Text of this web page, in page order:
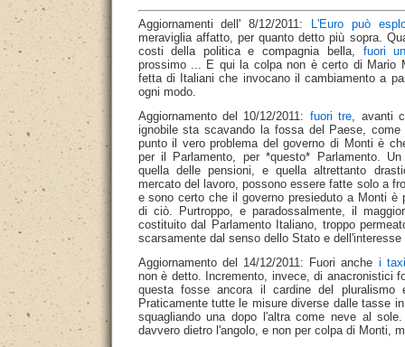
Aggiornamenti dell' 8/12/2011:
L'Euro può
meraviglia affatto, per quanto detto più sopra.
costi della politica e compagnia bella, fuori
prossimo ... E qui la colpa non è certo di Mario
fetta di Italiani che invocano il cambiamento a
ogni modo.
Aggiornamento del 10/12/2011: fuori tre, avanti
ignobile sta scavando la fossa del Paese,
punto il vero problema del governo di Monti è
per il Parlamento, per *questo* Parlamento.
quella delle pensioni, e quella altrettanto
mercato del lavoro, possono essere fatte solo a
e sono certo che il governo presieduto a Monti è
di ciò. Purtroppo, e paradossalmente, il
costituito dal Parlamento Italiano, troppo
scarsamente dal senso dello Stato e
Aggiornamento del 14/12/2011: Fuori anche i taxi
non è detto. Incremento, invece, di anacronistici
questa fosse ancora il cardine del pluralismo
Praticamente tutte le misure diverse dalle tasse
squagliando una dopo l'altra come neve al
davvero dietro l'angolo, e non per colpa di Monti,